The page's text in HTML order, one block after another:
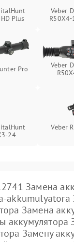
1000 ₽
Plus
Veber
Pro
Veber
24
Veber
Замена
akkumulyatora
Замена
аккумулятора
Замену